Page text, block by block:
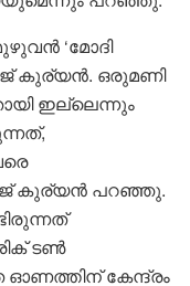
‘മോദി
കുര്യന്‍. ഒരുമണി
ഇല്ലെന്നും
കുര്യന്‍ പറഞ്ഞു.
ടണ്‍
കേന്ദ്രം